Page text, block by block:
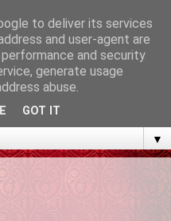
▼
to deliver its services
and user-agent are
and security
generate usage
abuse.
GOT IT